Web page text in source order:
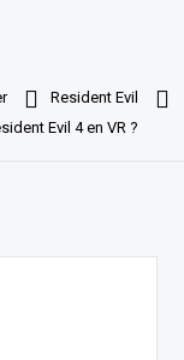
Resident Evil
Evil 4 en VR ?